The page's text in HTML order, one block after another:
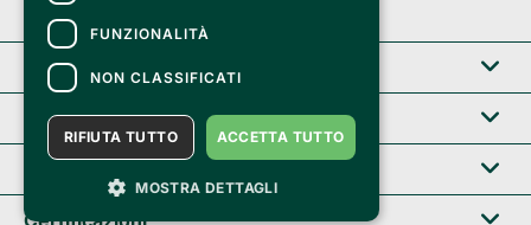
Certificazioni
Clappit
Help center
FUNZIONALITÀ
NON CLASSIFICATI
ACCETTA TUTTO
RIFIUTA TUTTO
MOSTRA DETTAGLI